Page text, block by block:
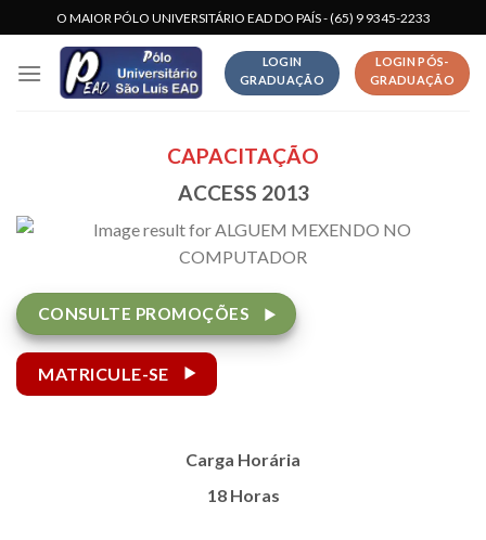
to
content
O MAIOR PÓLO UNIVERSITÁRIO EAD DO PAÍS - (65) 9 9345-2233
LOGIN
GRADUAÇÃO
LOGIN PÓS-
GRADUAÇÃO
CAPACITAÇÃO
ACCESS 2013
CONSULTE PROMOÇÕES
MATRICULE-SE
Carga Horária
18 Horas